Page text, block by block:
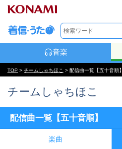
音楽
TOP > チームしゃちほこ > 配信曲一覧【五十音順】
チームしゃちほこ
配信曲一覧【五十音順】
楽曲